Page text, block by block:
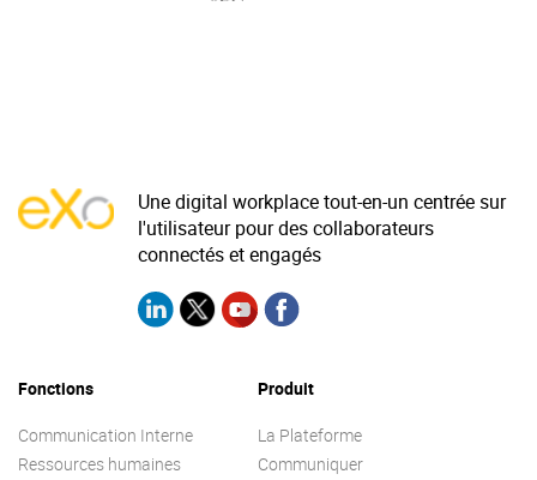
Intégrations
IA maitrisée
Architecture
Offre Enterprise
Offre Professionnelle
Une digital workplace tout-en-un centrée sur
l'utilisateur pour des collaborateurs
connectés et engagés
Fonctions
Communication Interne
Ressources humaines
Produit
La Plateforme
Communiquer